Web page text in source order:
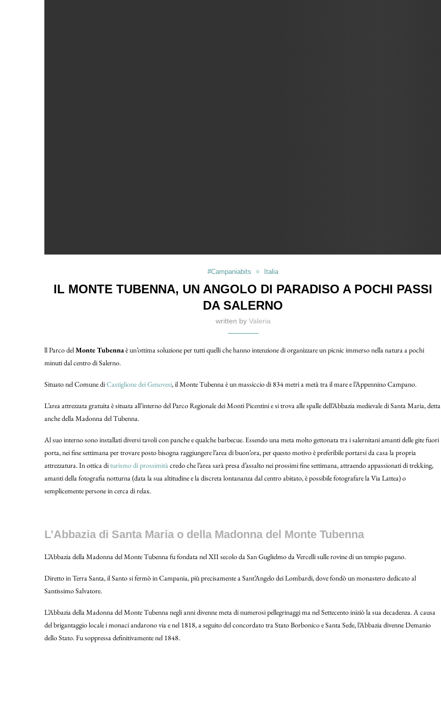
#Campaniabits Italia
IL MONTE TUBENNA, UN ANGOLO DI PARADISO A POCHI PASSI
DA SALERNO
written by Valeria
ll Parco delMonte Tubennaè un’ottima soluzione per tutti quelli che hanno intenzione di organizzare un picnic immerso nella natura a pochi
minuti dal centro di Salerno.
Situato nel Comune diCastiglione dei Genovesi, il Monte Tubenna è un massiccio di 834 metri a metà tra il mare e l’Appennino Campano.
L’area attrezzata gratuita è situata all’interno del Parco Regionale dei Monti Picentini e si trova alle spalle dell’Abbazia medievale di Santa Maria, detta
anche della Madonna del Tubenna.
Al suo interno sono installati diversi tavoli con panche e qualche barbecue. Essendo una meta molto gettonata tra i salernitani amanti delle gite fuori
porta, nei fine settimana per trovare posto bisogna raggiungere l’area di buon’ora, per questo motivo è preferibile portarsi da casa la propria
attrezzatura. In ottica diturismo di prossimitàcredo che l’area sarà presa d’assalto nei prossimi fine settimana, attraendo appassionati di trekking,
amanti della fotografia notturna (data la sua altitudine e la discreta lontananza dal centro abitato, è possibile fotografare la Via Lattea) o
semplicemente persone in cerca di relax.
L’Abbazia di Santa Maria o della Madonna del Monte Tubenna
L’Abbazia della Madonna del Monte Tubenna fu fondata nel XII secolo da San Guglielmo da Vercelli sulle rovine di un tempio pagano.
Diretto in Terra Santa, il Santo si fermò in Campania, più precisamente a Sant’Angelo dei Lombardi, dove fondò un monastero dedicato al
Santissimo Salvatore.
L’Abbazia della Madonna del Monte Tubenna negli anni divenne meta di numerosi pellegrinaggi ma nel Settecento iniziò la sua decadenza. A causa
del brigantaggio locale i monaci andarono via e nel 1818, a seguito del concordato tra Stato Borbonico e Santa Sede, l’Abbazia divenne Demanio
dello Stato. Fu soppressa definitivamente nel 1848.